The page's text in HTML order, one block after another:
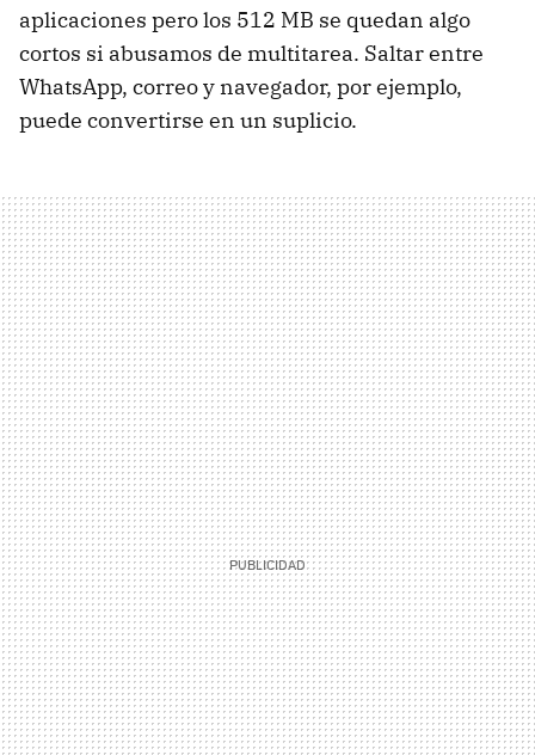
aplicaciones pero los 512 MB se quedan algo
cortos si abusamos de multitarea. Saltar entre
WhatsApp, correo y navegador, por ejemplo,
puede convertirse en un suplicio.